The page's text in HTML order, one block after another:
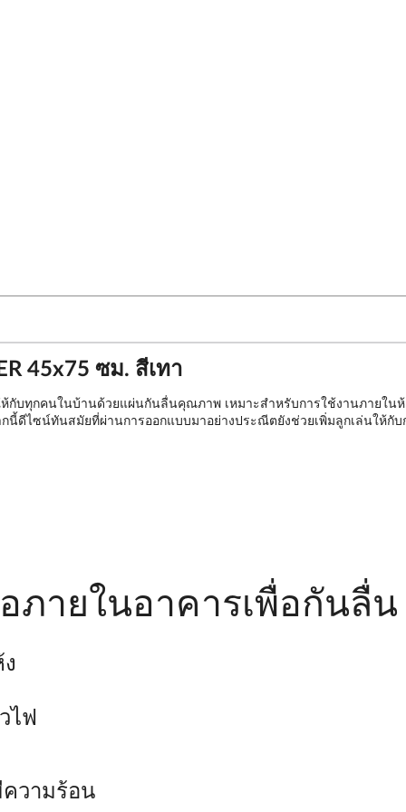
45x75 ซม. สีเทา
บทุกคนในบ้านด้วยแผ่นกันลื่นคุณภาพ เหมาะสำหรับการใช้งานภายใน
นี้ดีไซน์ทันสมัยที่ผ่านการออกแบบมาอย่างประณีตยังช่วยเพิ่มลูกเล่นให้กั
ภายในอาคารเพื่อกันลื่น
ไฟ
วามร้อน